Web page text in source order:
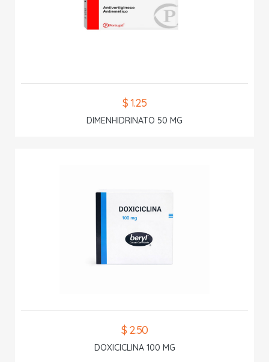
$ 1.25
DIMENHIDRINATO 50 MG
$ 2.50
DOXICICLINA 100 MG